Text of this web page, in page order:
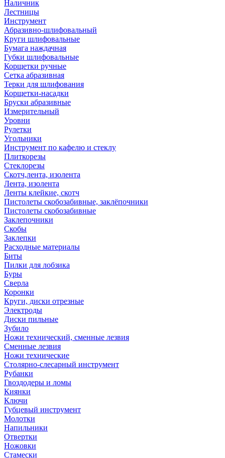
Наличник
Лестницы
Инструмент
Абразивно-шлифовальный
Круги шлифовальные
Бумага наждачная
Губки шлифовальные
Корщетки ручные
Сетка абразивная
Терки для шлифования
Корщетки-насадки
Бруски абразивные
Измерительный
Уровни
Рулетки
Угольники
Инструмент по кафелю и стеклу
Плиткорезы
Стеклорезы
Скотч,лента, изолента
Лента, изолента
Ленты клейкие, скотч
Пистолеты скобозабивные, заклёпочники
Пистолеты скобозабивные
Заклепочники
Скобы
Заклепки
Расходные материалы
Биты
Пилки для лобзика
Буры
Сверла
Коронки
Круги, диски отрезные
Электроды
Диски пильные
Зубило
Ножи технический, сменные лезвия
Сменные лезвия
Ножи технические
Столярно-слесарный инструмент
Рубанки
Гвоздодеры и ломы
Киянки
Ключи
Губцевый инструмент
Молотки
Напильники
Отвертки
Ножовки
Стамески